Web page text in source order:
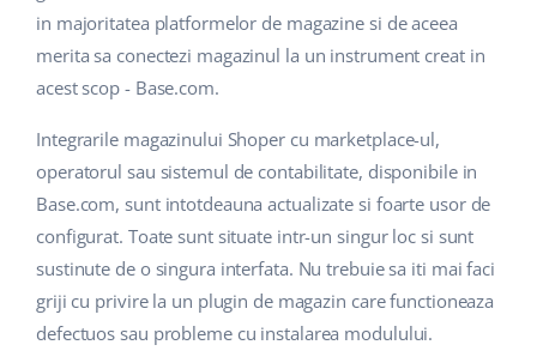
in majoritatea platformelor de magazine si de aceea
merita sa conectezi magazinul la un instrument creat in
acest scop - Base.com.
Integrarile magazinului Shoper cu marketplace-ul,
operatorul sau sistemul de contabilitate, disponibile in
Base.com, sunt intotdeauna actualizate si foarte usor de
configurat. Toate sunt situate intr-un singur loc si sunt
sustinute de o singura interfata. Nu trebuie sa iti mai faci
griji cu privire la un plugin de magazin care functioneaza
defectuos sau probleme cu instalarea modulului.